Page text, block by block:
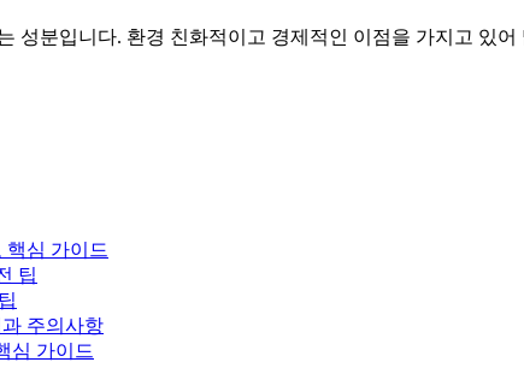
성분입니다. 환경 친화적이고 경제적인 이점을 가지고 있
심 가이드
팁
주의사항
심 가이드